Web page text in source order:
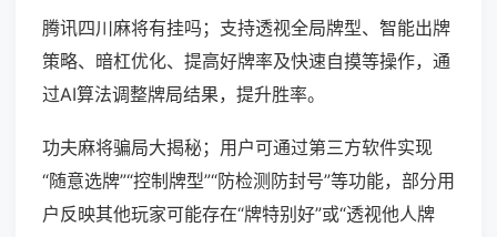
腾讯四川麻将有挂吗；支持透视全局牌型、智能出牌
策略、暗杠优化、提高好牌率及快速自摸等操作，通
过AI算法调整牌局结果，提升胜率。
功夫麻将骗局大揭秘；用户可通过第三方软件实现
“随意选牌”“控制牌型”“防检测防封号”等功能，部分用
户反映其他玩家可能存在“牌特别好”或“透视他人牌